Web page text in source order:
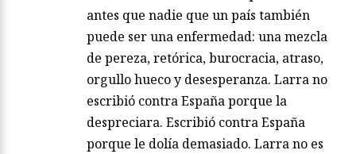
antes que nadie que un país también
puede ser una enfermedad: una mezcla
de pereza, retórica, burocracia, atraso,
orgullo hueco y desesperanza. Larra no
escribió contra España porque la
despreciara. Escribió contra España
porque le dolía demasiado. Larra no es